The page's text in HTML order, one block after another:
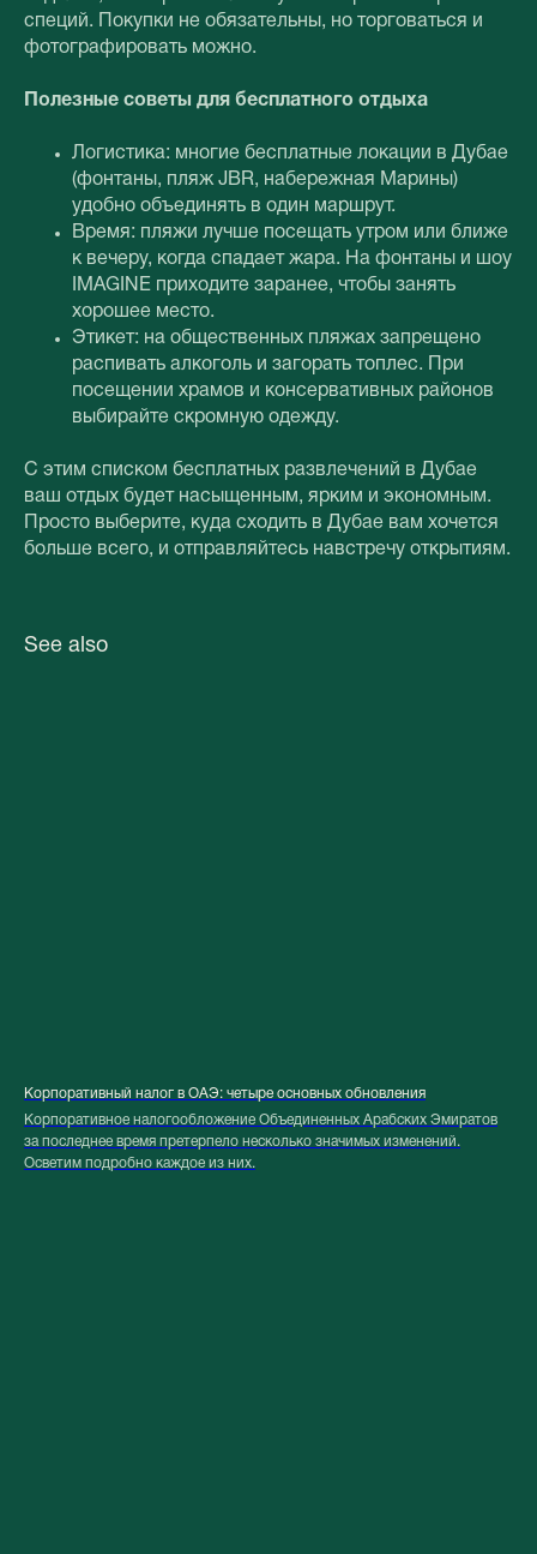
специй. Покупки не обязательны, но торговаться и
фотографировать можно.
Полезные советы для бесплатного отдыха
Логистика: многие бесплатные локации в Дубае
(фонтаны, пляж JBR, набережная Марины)
удобно объединять в один маршрут.
Время: пляжи лучше посещать утром или ближе
к вечеру, когда спадает жара. На фонтаны и шоу
IMAGINE приходите заранее, чтобы занять
хорошее место.
Этикет: на общественных пляжах запрещено
распивать алкоголь и загорать топлес. При
посещении храмов и консервативных районов
выбирайте скромную одежду.
С этим списком бесплатных развлечений в Дубае
ваш отдых будет насыщенным, ярким и экономным.
Просто выберите, куда сходить в Дубае вам хочется
больше всего, и отправляйтесь навстречу открытиям.
See also
Корпоративный налог в ОАЭ: четыре основных обновления
Корпоративное налогообложение Объединенных Арабских Эмиратов
за последнее время претерпело несколько значимых изменений.
Осветим подробно каждое из них.